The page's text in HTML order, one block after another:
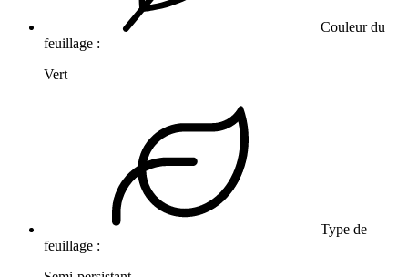
Couleur du
feuillage :
Vert
Type de
feuillage :